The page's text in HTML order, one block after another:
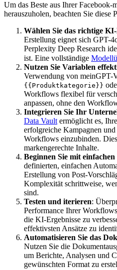
Um das Beste aus Ihrer Facebook-
herauszuholen, beachten Sie diese
Wählen Sie das richtige
Erstellung eignet sich GPT-
Perplexity Deep Research
ist. Eine vollständige
Nutzen Sie Variablen
Verwendung von meinGPT-
{{Produktkategorie}}
Workflows flexibel für
anpassen, ohne den
Integrieren Sie Ihr
Data Vault ermöglicht es,
erfolgreiche Kampagnen
Workflows einzubinden.
markengerechte Inhalte.
Beginnen Sie mit
definierten, einfachen
Erstellung von Post-
Komplexität schrittweise,
sind.
Testen und iterieren:
Performance Ihrer
die KI-Ergebnisse zu
effektivsten Ansätze zu
Automatisieren Sie das
Nutzen Sie die
um Berichte, Analysen und
gewünschten Format zu